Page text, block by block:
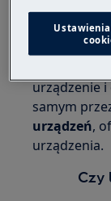
terenie
Zadbano.
urządzenie
samym
urządzeń,
urządzenia.
Czy